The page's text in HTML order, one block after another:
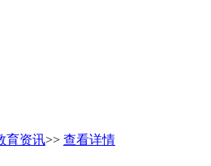
育资讯>> 查看详情